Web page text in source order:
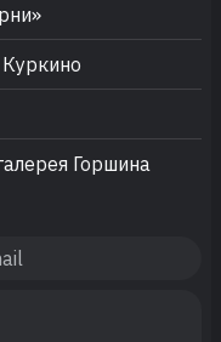
Горшина